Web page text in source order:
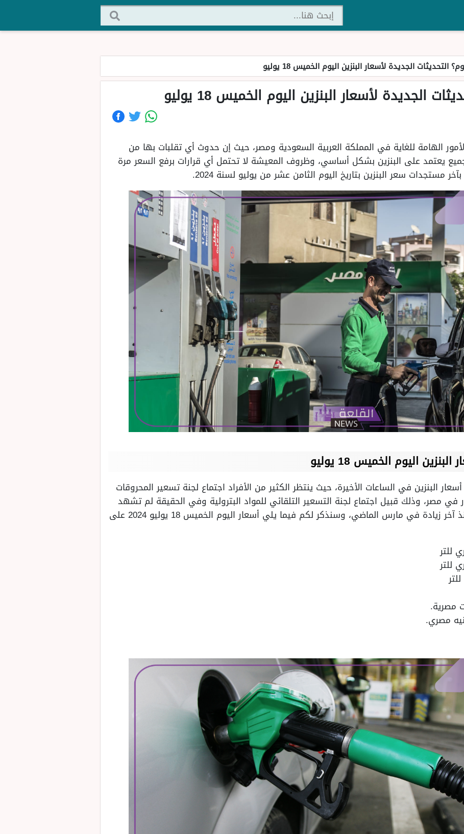
التحديثات الجديدة لأسعار البنزين اليوم الخميس 18 يوليو
الجديدة لأسعار البنزين اليوم الخميس 18 يوليو
الهامة للغاية في المملكة العربية السعودية ومصر، حيث إن حدوث أي تقلبات بها من
يعتمد على البنزين بشكل أساسي، وظروف المعيشة لا تحتمل أي قرارات برفع السعر مرة
مستجدات سعر البنزين بتاريخ اليوم الثامن عشر من يوليو لسنة 2024.
اليوم الخميس 18 يوليو
البنزين في الساعات الأخيرة، حيث ينتظر الكثير من الأفراد اجتماع لجنة تسعير المحروقات
في مصر، وذلك قبيل اجتماع لجنة التسعير التلقائي للمواد البترولية وفي الحقيقة لم تشهد
أسعار البنزين والسولار زيادة منذ آخر زيادة في مارس الماضي، وسنذكر لكم فيما يلي أسعار اليوم الخميس 18 يوليو 2024 على